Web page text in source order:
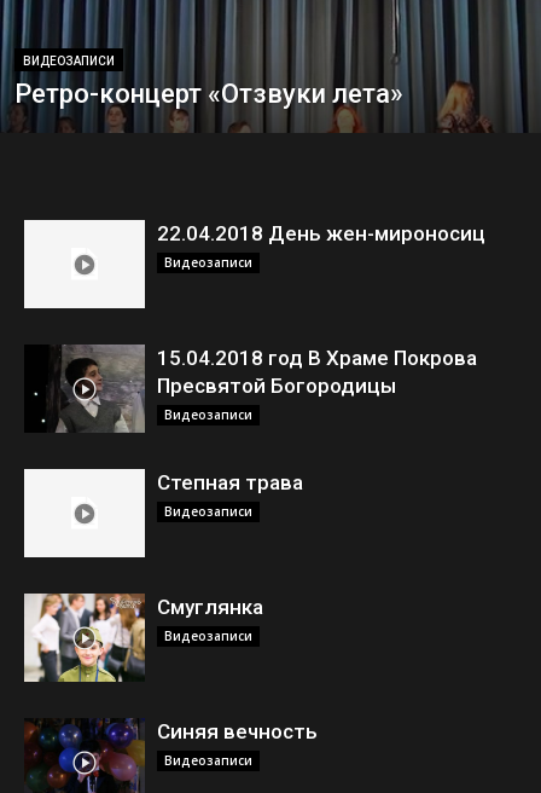
ВИДЕОЗАПИСИ
Ретро-концерт «Отзвуки лета»
22.04.2018 День жен-мироносиц
Видеозаписи
15.04.2018 год В Храме Покрова
Пресвятой Богородицы
Видеозаписи
Степная трава
Видеозаписи
Смуглянка
Видеозаписи
Синяя вечность
Видеозаписи